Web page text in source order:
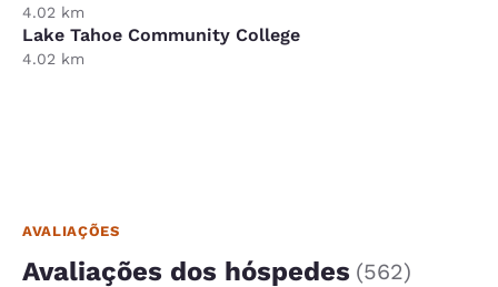
4.02 km
Lake Tahoe Community College
4.02 km
AVALIAÇÕES
Avaliações dos hóspedes (562)